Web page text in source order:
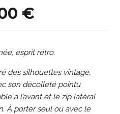
€
esprit rétro.
des silhouettes vintage,
son décolleté pointu
à l’avant et le zip latéral
À porter seul ou avec le